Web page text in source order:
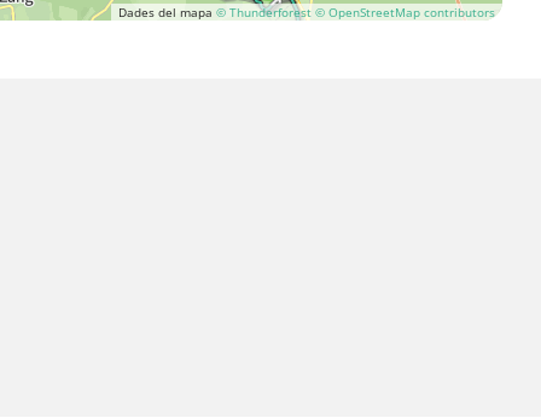
Dades del mapa © Thunderforest © OpenStreetMap contributors